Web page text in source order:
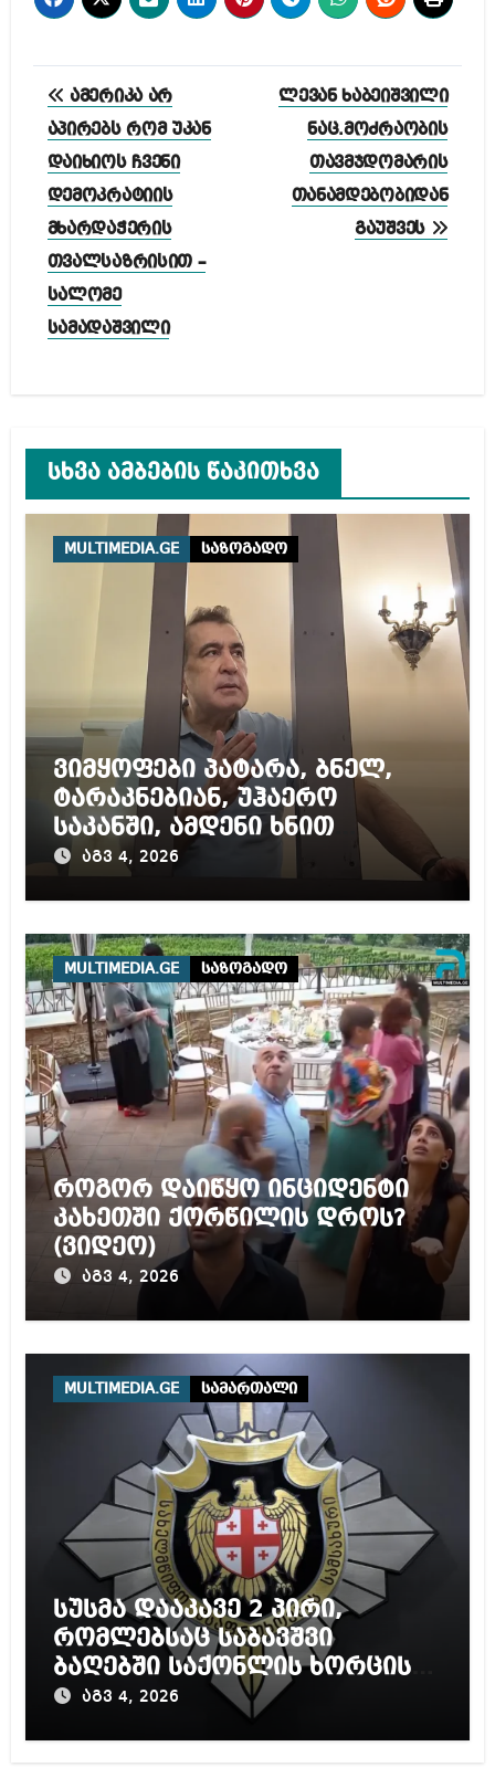
პოსტის
ნავიგაცია
ამერიკა არ
აპირებს რომ უკან
დაიხიოს ჩვენი
დემოკრატიის
მხარდაჭერის
თვალსაზრისით –
სალომე
სამადაშვილი
ლევან ხაბეიშვილი
ნაც.მოძრაობის
თავმჯდომარის
თანამდებობიდან
გაუშვეს
სხვა ამბების წაკითხვა
MULTIMEDIA.GE საზოგადო
ვიმყოფები პატარა, ბნელ,
ტარაკნებიან, უჰაერო
საკანში, ამდენი ხნით
სამარტოო საკანში
მოთავსება, საერთაშორისო
წამებას და არაადამიანურ
მოპყრობას – სააკაშვილი
აგვ 4, 2026
MULTIMEDIA.GE საზოგადო
როგორ დაიწყო ინციდენტი
კახეთში ქორწილის დროს?
(ვიდეო)
აგვ 4, 2026
MULTIMEDIA.GE სამართალი
სუსმა დააკავე 2 პირი,
რომლებსაც საბავშვი
ბაღებში საქონლის ხორცის
ნაცვლად ცხენის ხორცი
აგვ 4, 2026